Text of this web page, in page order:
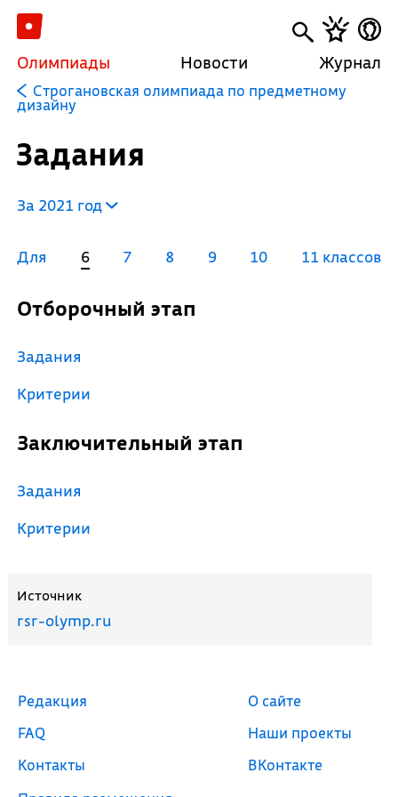
Олимпиады Новости Журнал
Строгановская олимпиада по предметному
дизайну
Задания
За 2021 год
Для 6 7 8 9 10 11 классов
Отборочный этап
Задания
Критерии
Заключительный этап
Задания
Критерии
Источник
rsr-olymp.ru
Редакция
FAQ
Контакты
О сайте
Наши проекты
ВКонтакте